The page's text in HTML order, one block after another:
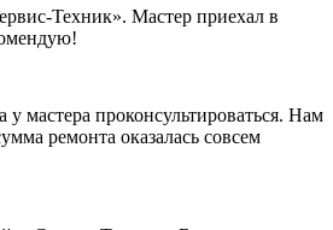
Техник». Мастер приехал в
мастера проконсультироваться. Нам
ремонта оказалась совсем